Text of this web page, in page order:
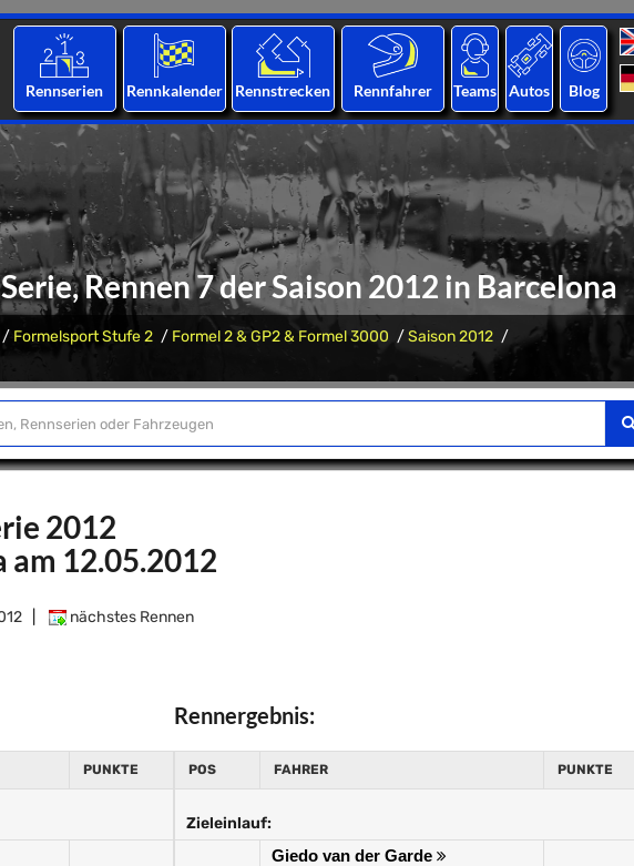
Rennserien Rennkalender Rennstrecken Rennfahrer Teams Autos Blog
Rennen 7 der Saison 2012 in Barcelona
Formelsport Stufe 2 Formel 2 & GP2 & Formel 3000
Saison 2012
2012
am 12.05.2012
nächstes Rennen
PUNKTE
Rennergebnis:
POS FAHRER PUNKTE
Zieleinlauf:
Giedo van der Garde